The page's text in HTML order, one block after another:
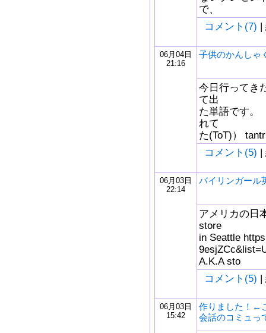
で、
コメント(7) |
06月04日
21:16
子供のかんしゃ
今日行ってき
て出
た単語です。
れて
た(ToT)）
コメント(5) |
06月03日
22:14
バイリンガール
アメリカの日
store
in Seattle
A.K.A sto
コメント(5) |
06月03日
15:42
作りました！←
会話のコミュっ